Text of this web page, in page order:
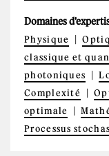
Domaines
Physique
classique et
photoniques
Complexité
optimale
Processus